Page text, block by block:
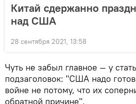
Китай сдержанно
над США
28 сентября 2021, 13:58
Чуть не забыл главное — у
подзаголовок: "США надо
войне не потому, что их
обратной причине".